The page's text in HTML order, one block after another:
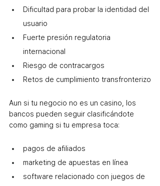
Dificultad para probar la identidad del
usuario
Fuerte presión regulatoria
internacional
Riesgo de contracargos
Retos de cumplimiento transfronterizo
Aun si tu negocio no es un casino, los
bancos pueden seguir clasificándote
como gaming si tu empresa toca:
pagos de afiliados
marketing de apuestas en línea
software relacionado con juegos de